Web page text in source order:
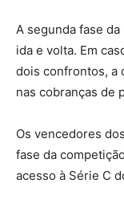
A segunda fase
ida e volta. Em
dois confrontos, a
nas cobranças de
Os vencedores
fase da
acesso à Série C